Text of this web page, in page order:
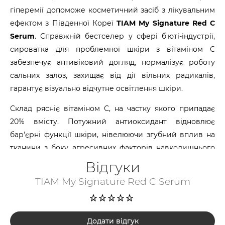
гіперемії допоможе косметичний засіб з лікувальним
ефектом з Південної Кореї TIAM My Signature Red C
Serum. Справжній бестселер у сфері б'юті-індустрії,
сироватка для проблемної шкіри з вітаміном С
забезпечує антивіковий догляд, нормалізує роботу
сальних залоз, захищає від дії вільних радикалів,
гарантує візуально відчутне освітлення шкіри.
Склад рясніє вітаміном С, на частку якого припадає
20% вмісту. Потужний антиоксидант відновлює
бар'єрні функції шкіри, нівелюючи згубний вплив на
тканини з боку агресивних факторів навколишнього
середовища і запобігає появі ранніх симптомів
старіння. Динаміку на підтримання молодості чинить
присутній у сироватці для проблемної шкіри
Активний нутрієнт перетворює втомлений і в'ялий
Відгуки
TIAM My Signature Red C Serum
Додати відгук